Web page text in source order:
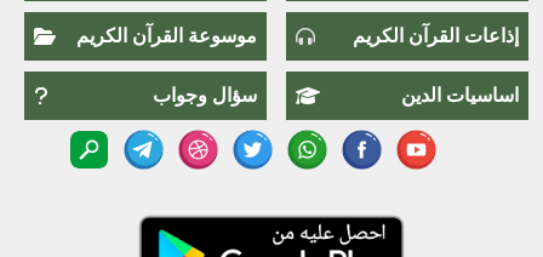
إذاعات القرآن الكريم موسوعة القرآن الكريم
اساسيات الدين سؤال وجواب